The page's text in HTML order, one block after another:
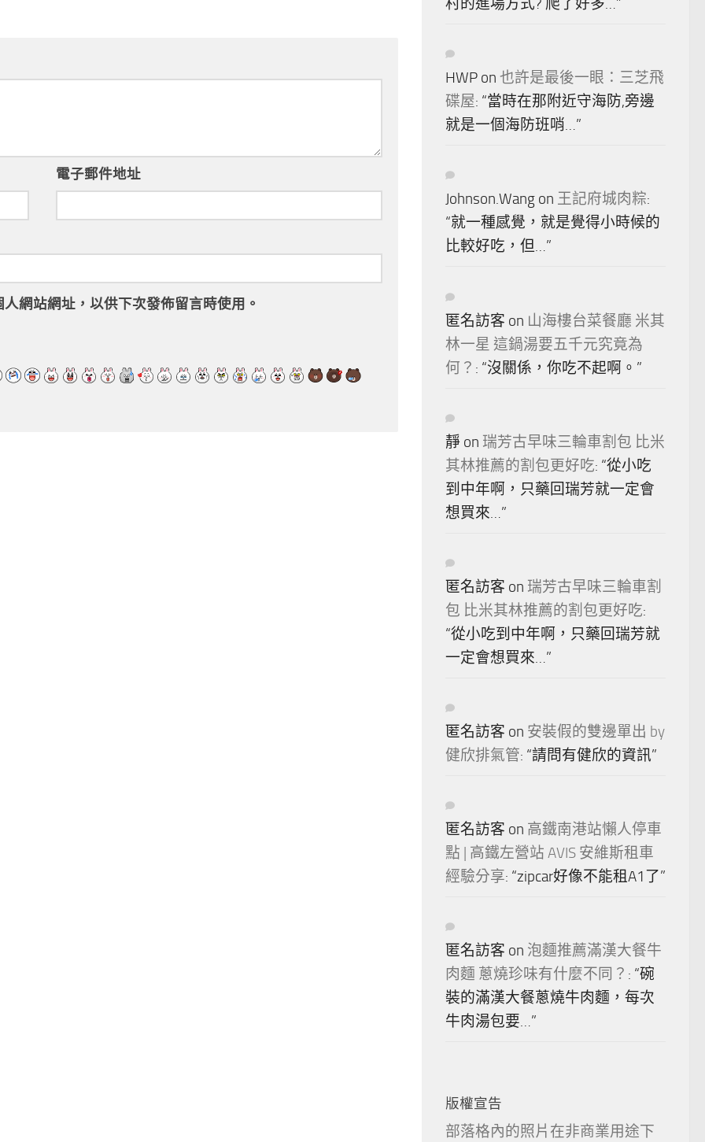
電子郵件地址
網站網址，以供下次發佈留言時使用。
村的進場方式? 爬了好多…”
HWP on 也許是最後一眼：三芝飛
碟屋: “當時在那附近守海防,旁邊
就是一個海防班哨…”
Johnson.Wang on 王記府城肉粽:
“就一種感覺，就是覺得小時候的
比較好吃，但…”
匿名訪客 on 山海樓台菜餐廳 米其
林一星 這鍋湯要五千元究竟為
何？ : “沒關係，你吃不起啊。 ”
靜 on 瑞芳古早味三輪車割包 比米
其林推薦的割包更好吃: “從小吃
到中年啊，只藥回瑞芳就一定會
想買來…”
匿名訪客 on 瑞芳古早味三輪車割
包 比米其林推薦的割包更好吃:
“從小吃到中年啊，只藥回瑞芳就
一定會想買來…”
匿名訪客 on 安裝假的雙邊單出 by
健欣排氣管: “請問有健欣的資訊”
匿名訪客 on 高鐵南港站懶人停車
點 | 高鐵左營站 AVIS 安維斯租車
經驗分享: “zipcar好像不能租A1了”
匿名訪客 on 泡麵推薦滿漢大餐牛
肉麵 蔥燒珍味有什麼不同？ : “碗
裝的滿漢大餐蔥燒牛肉麵，每次
牛肉湯包要…”
版權宣告
部落格內的照片在非商業用途下